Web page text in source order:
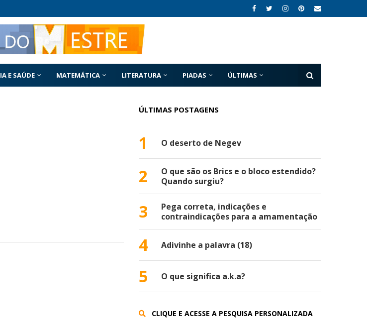
E SAÚDE MATEMÁTICA LITERATURA PIADAS ÚLTIMAS
ÚLTIMAS POSTAGENS
1 O deserto de Negev
2
O que são os Brics e o bloco estendido?
Quando surgiu?
3
Pega correta, indicações e
contraindicações para a amamentação
4 Adivinhe a palavra (18)
5 O que significa a.k.a?
CLIQUE E ACESSE A PESQUISA PERSONALIZADA